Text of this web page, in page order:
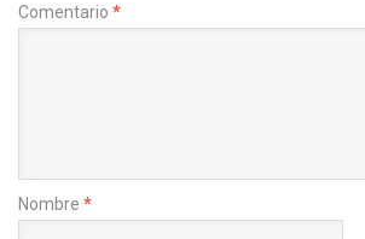
Comentario *
Nombre *